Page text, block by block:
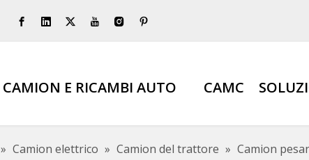
CAMION E RICAMBI AUTO CAMC
» Camion elettrico » Camion del trattore » Camion